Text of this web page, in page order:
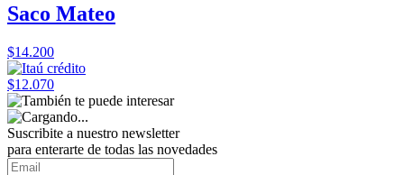
Saco Mateo
$14.200
$12.070
Suscribite a nuestro newsletter
para enterarte de todas las novedades